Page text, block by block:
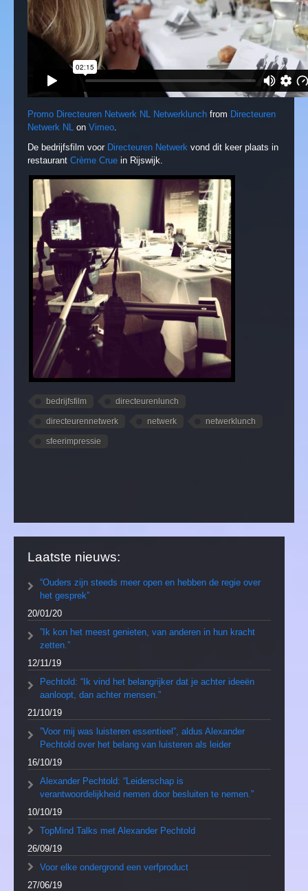
Promo Directeuren Netwerk NL Netwerklunch from Directeuren
Netwerk NL
on Vimeo
De bedrijfsfilm voor Directeuren Netwerk vond dit keer plaats in
restaurant Crème Crue in Rijswijk.
bedrijfsfilm directeurenlunch
directeurennetwerk netwerk netwerklunch
sfeerimpressie
Laatste nieuws:
“Ouders zijn steeds meer open en hebben de regie over
het gesprek”
20/01/20
”Ik kon het meest genieten, van anderen in hun kracht
zetten.”
12/11/19
Pechtold: “Ik vind het belangrijker dat je achter ideeën
aanloopt, dan achter mensen.”
21/10/19
”Voor mij was luisteren essentieel”, aldus Alexander
Pechtold over het belang van luisteren als leider
16/10/19
Alexander Pechtold: “Leiderschap is
verantwoordelijkheid nemen door besluiten te nemen.”
10/10/19
TopMind Talks met Alexander Pechtold
26/09/19
Voor elke ondergrond een verfproduct
27/06/19